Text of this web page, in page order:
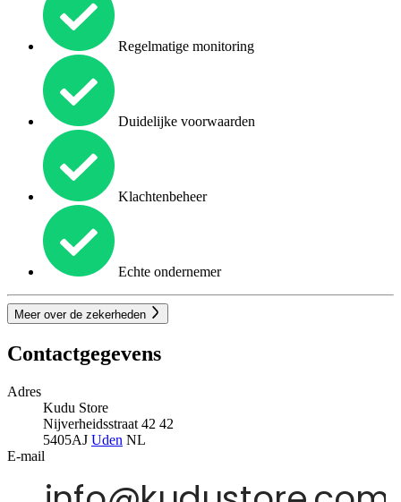
Regelmatige monitoring
Duidelijke voorwaarden
Klachtenbeheer
Echte ondernemer
Meer over de zekerheden
Contactgegevens
Adres
Kudu Store
Nijverheidsstraat 42 42
5405AJ Uden NL
E-mail